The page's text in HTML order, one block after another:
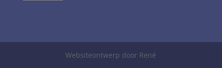
Websiteontwerp door René